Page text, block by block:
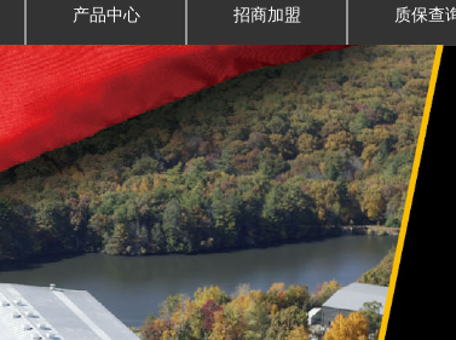
产品中心 招商加盟 质保查